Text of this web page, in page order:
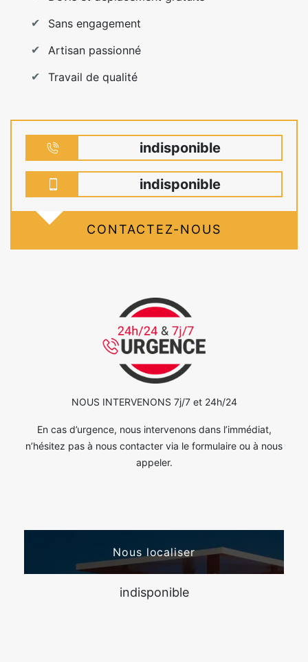
Sans engagement
Artisan passionné
Travail de qualité
indisponible
indisponible
CONTACTEZ-NOUS
NOUS INTERVENONS 7j/7 et 24h/24
En cas d’urgence, nous intervenons dans l’immédiat,
n’hésitez pas à nous contacter via le formulaire ou à nous
appeler.
Nous localiser
indisponible